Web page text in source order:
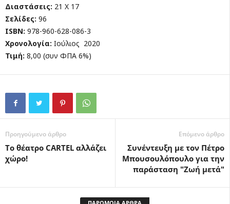
Διαστάσεις: 21 Χ 17
Σελίδες: 96
ISBN: 978-960-628-086-3
Χρονολογία: Ιούλιος 2020
Τιμή: 8,00 (συν ΦΠΑ 6%)
Προηγούμενο άρθρο
Το θέατρο CARTEL αλλάζει
χώρο!
Επόμενο άρθρο
Συνέντευξη με τον Πέτρο
Μπουσουλόπουλο για την
παράσταση "Ζωή μετά"